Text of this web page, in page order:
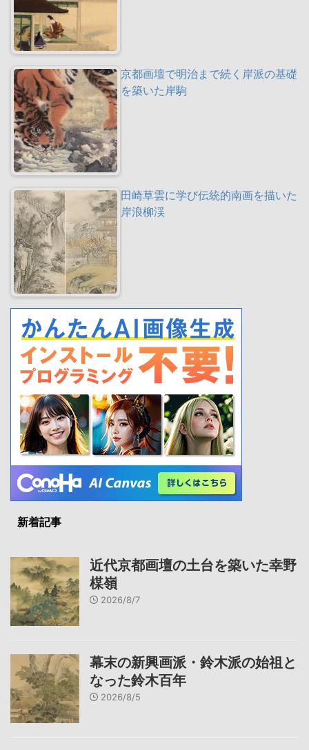
京都画壇で明治まで続く岸派の基礎
を築いた岸駒
田崎草雲に学び伝統的南画を描いた
岸浪柳渓
新着記事
近代京都画壇の土台を築いた幸野
楳嶺
2026/8/7
幕末の新興画派・鈴木派の始祖と
なった鈴木百年
2026/8/5